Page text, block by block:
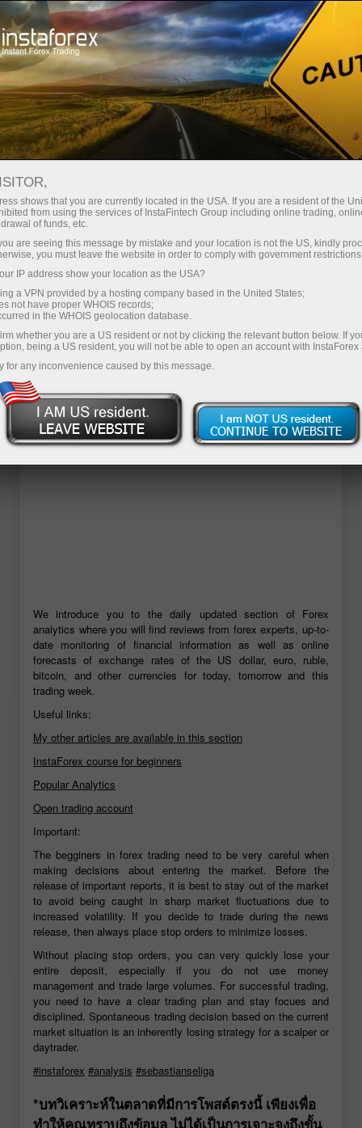
For Traders Analytical Reviews Technical analysis
11.05.2026: Forex Analysis &
Reviews: Forex forecast 11/05/2026:
EUR/USD, USD/JPY, GBP/USD, SP500,
Oil and Bitcoin
เปิดบัญชีซื้อขาย
เปิดบัญชีเดโม่
We introduce you to the daily updated section of Forex
analytics where you will find reviews from forex experts, up-to-
date monitoring of financial information as well as online
forecasts of exchange rates of the US dollar, euro, ruble,
bitcoin, and other currencies for today, tomorrow and this
trading week.
Useful links:
My other articles are available in this section
InstaForex course for beginners
Popular Analytics
Open trading account
Important:
The begginers in forex trading need to be very careful when
making decisions about entering the market. Before the
release of important reports, it is best to stay out of the market
to avoid being caught in sharp market fluctuations due to
increased volatility. If you decide to trade during the news
release, then always place stop orders to minimize losses.
Without placing stop orders, you can very quickly lose your
entire deposit, especially if you do not use money
management and trade large volumes. For successful trading,
you need to have a clear trading plan and stay focues and
disciplined. Spontaneous trading decision based on the current
market situation is an inherently losing strategy for a scalper or
daytrader.
#instaforex #analysis #sebastianseliga
*บทวิเคราะห์ในตลาดที่มีการโพสต์ตรงนี้ เพียงเพื่อ
ทำให้คุณทราบถึงข้อมูล ไม่ได้เป็นการเจาะจงถึงขั้น
shows that you are currently located in the USA. If you are a resident of the
from using the services of InstaFintech Group including online trading,
of funds, etc.
are seeing this message by mistake and your location is not the US, kindly
you must leave the website in order to comply with government
IP address show your location as the USA?
a VPN provided by a hosting company based in the United States;
not have proper WHOIS records;
in the WHOIS geolocation database.
whether you are a US resident or not by clicking the relevant button below. If
being a US resident, you will not be able to open an account with InstaForex
for any inconvenience caused by this message.